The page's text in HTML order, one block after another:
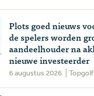
Plots goed nieuws
de spelers worden
aandeelhouder na
nieuwe investeerder
6 augustus 2026 Topgolf